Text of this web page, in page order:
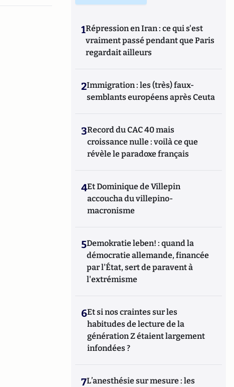
1Répression en Iran : ce qui s'est
vraiment passé pendant que Paris
regardait ailleurs
2Immigration : les (très) faux-
semblants européens après Ceuta
3Record du CAC 40 mais
croissance nulle : voilà ce que
révèle le paradoxe français
4Et Dominique de Villepin
accoucha du villepino-
macronisme
5Demokratie leben! : quand la
démocratie allemande, financée
par l'État, sert de paravent à
l'extrémisme
6Et si nos craintes sur les
habitudes de lecture de la
génération Z étaient largement
infondées ?
7L’anesthésie sur mesure : les